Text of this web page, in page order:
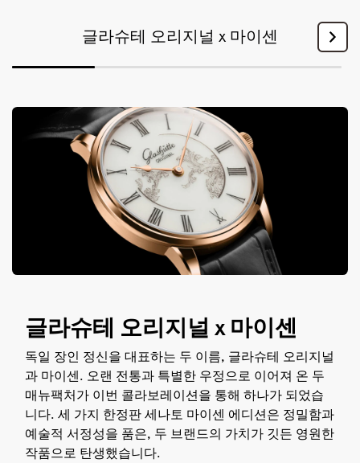
글라슈테 오리지널 x 마이센
글라슈테 오리지널 x 마이센
독일 장인 정신을 대표하는 두 이름, 글라슈테 오리지널
과 마이센. 오랜 전통과 특별한 우정으로 이어져 온 두
매뉴팩처가 이번 콜라보레이션을 통해 하나가 되었습
니다. 세 가지 한정판 세나토 마이센 에디션은 정밀함과
예술적 서정성을 품은, 두 브랜드의 가치가 깃든 영원한
작품으로 탄생했습니다.